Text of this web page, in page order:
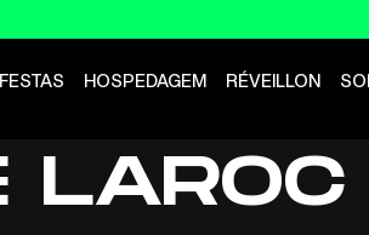
FESTAS HOSPEDAGEM RÉVEILLON
LAROC